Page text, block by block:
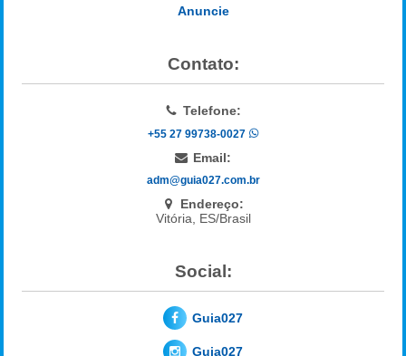
Anuncie
Contato:
Telefone:
+55 27 99738-0027
Email:
adm@guia027.com.br
Endereço:
Vitória, ES/Brasil
Social:
Guia027
Guia027